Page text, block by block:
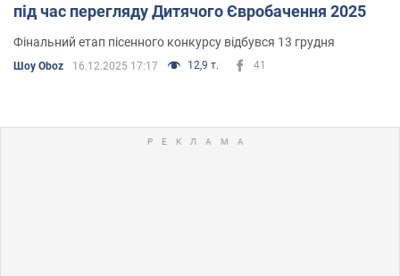
під час перегляду Дитячого Євробачення 2025
Фінальний етап пісенного конкурсу відбувся 13 грудня
Шоу Oboz 16.12.2025 17:17 12,9 т. 41